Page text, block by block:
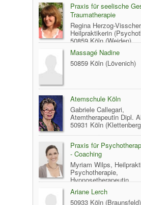
Praxis für seelische
Traumatherapie
Regina Herzog-
Heilpraktikerin
50859 Köln (Weiden)
Massagé Nadine
50859 Köln (Lövenich)
Atemschule Köln
Gabriele Callegari,
Atemtherapeutin Dipl.
50931 Köln
Praxis für
- Coaching
Myriam Wilps,
Psychotherapie,
Hypnosetherapeutin
50931 Köln (Lindenthal)
Ariane Lerch
50933 Köln (Braunsfeld)